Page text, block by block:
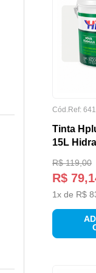
Cód.Ref:
Tinta
15L
R$ 119,00
R$ 79,
1x de R$